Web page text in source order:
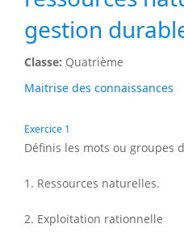
gestion
Classe: Quatrième
Maitrise des connaissances
Exercice 1
Définis les mots ou groupes
1. Ressources naturelles.
2. Exploitation rationnelle